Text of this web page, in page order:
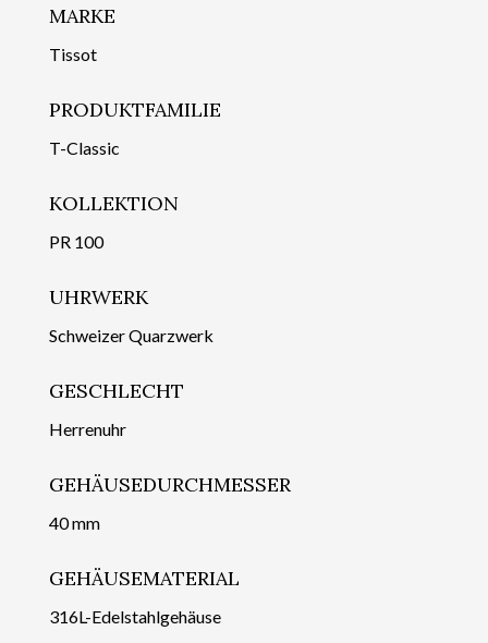
MARKE
Tissot
PRODUKTFAMILIE
T-Classic
KOLLEKTION
PR 100
UHRWERK
Schweizer Quarzwerk
GESCHLECHT
Herrenuhr
GEHÄUSEDURCHMESSER
40 mm
GEHÄUSEMATERIAL
316L-Edelstahlgehäuse